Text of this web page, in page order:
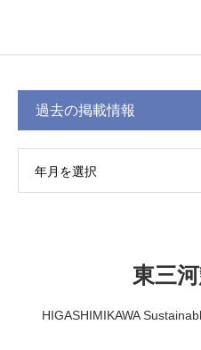
過去の掲載情報
年月を選択
東三
HIGASHIMIKAWA